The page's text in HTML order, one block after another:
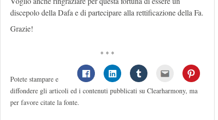
discepolo della Dafa e di partecipare alla rettificazione della Fa.
Grazie!
* * *
Potete stampare e
diffondere gli articoli ed i contenuti pubblicati su Clearharmony, ma
per favore citate la fonte.